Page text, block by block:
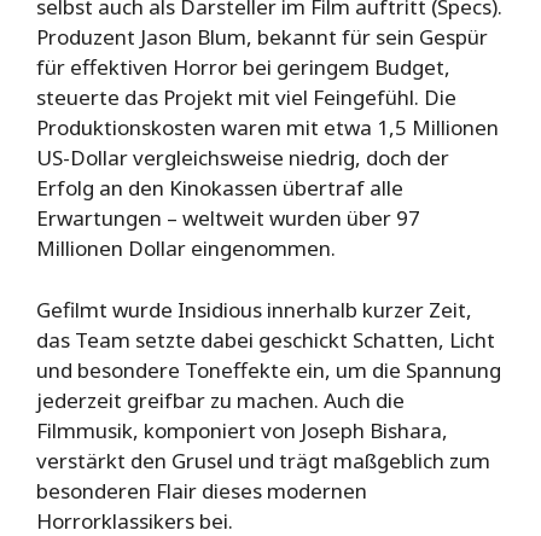
selbst auch als Darsteller im Film auftritt (Specs).
Produzent Jason Blum, bekannt für sein Gespür
für effektiven Horror bei geringem Budget,
steuerte das Projekt mit viel Feingefühl. Die
Produktionskosten waren mit etwa 1,5 Millionen
US-Dollar vergleichsweise niedrig, doch der
Erfolg an den Kinokassen übertraf alle
Erwartungen – weltweit wurden über 97
Millionen Dollar eingenommen.
Gefilmt wurde Insidious innerhalb kurzer Zeit,
das Team setzte dabei geschickt Schatten, Licht
und besondere Toneffekte ein, um die Spannung
jederzeit greifbar zu machen. Auch die
Filmmusik, komponiert von Joseph Bishara,
verstärkt den Grusel und trägt maßgeblich zum
besonderen Flair dieses modernen
Horrorklassikers bei.